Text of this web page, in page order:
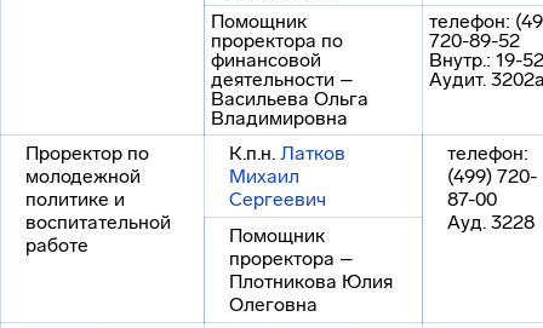
Помощник
проректора по
финансовой
деятельности –
Васильева Ольга
Владимировна
телефон:
720-89-52
Внутр.: 19-52
Аудит.
Проректор по
молодежной
политике и
воспитательной
работе
К.п.н. Латков
Михаил
Сергеевич
телефон:
(499) 720-
87-00
Ауд. 3228
Помощник
проректора –
Плотникова Юлия
Олеговна